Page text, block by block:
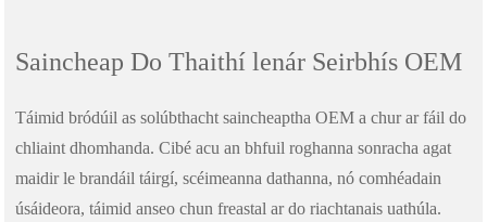
Saincheap Do Thaithí lenár Seirbhís OEM
Táimid bródúil as solúbthacht saincheaptha OEM a chur ar fáil do
chliaint dhomhanda. Cibé acu an bhfuil roghanna sonracha agat
maidir le brandáil táirgí, scéimeanna dathanna, nó comhéadain
úsáideora, táimid anseo chun freastal ar do riachtanais uathúla.